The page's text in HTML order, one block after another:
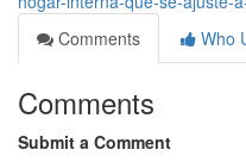
Comments
Who
Comments
Submit a Comment